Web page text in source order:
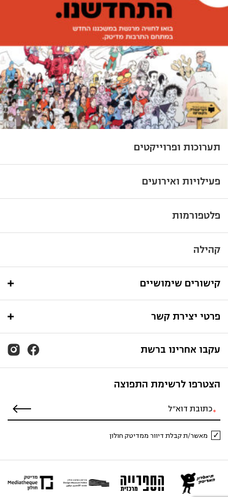
תערוכות ופרוייקטים
פעילויות ואירועים
פלטפורמות
קהילה
קישורים שימושיים
פרטי יצירת קשר
עקבו אחרינו ברשת
הצטרפו לרשימת התפוצה
מאשר/ת קבלת דיוור ממדיטק חולון